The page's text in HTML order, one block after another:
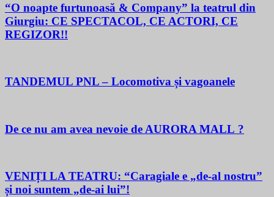
“O noapte furtunoasă & Company” la teatrul din
Giurgiu: CE SPECTACOL, CE ACTORI, CE
REGIZOR!!
TANDEMUL PNL – Locomotiva și vagoanele
De ce nu am avea nevoie de AURORA MALL ?
VENIȚI LA TEATRU: “Caragiale e „de-al nostru”
și noi suntem „de-ai lui”!